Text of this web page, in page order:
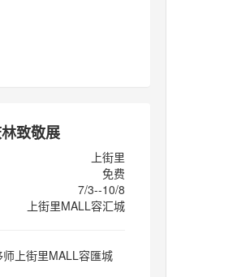
致敬展
上街里
免费
7/3--10/8
上街里MALL容汇城
上街里MALL容匯城